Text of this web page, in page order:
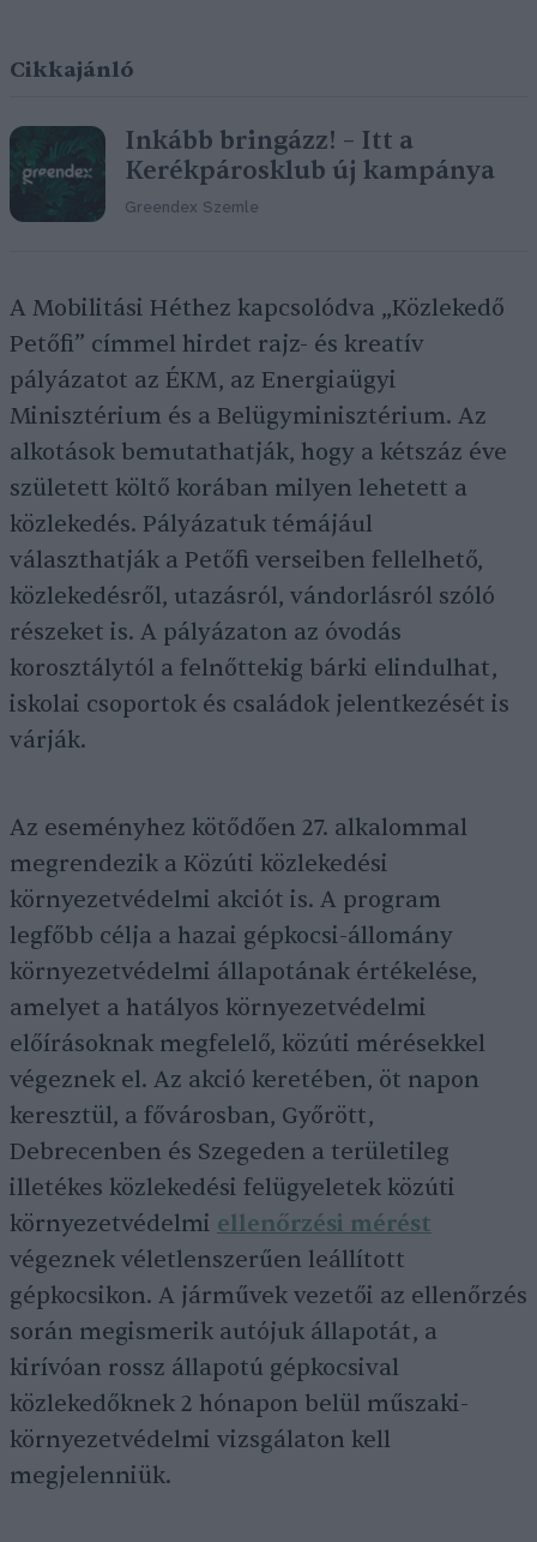
Cikkajánló
Inkább bringázz! – Itt a
Kerékpárosklub új kampánya
Greendex Szemle
A Mobilitási Héthez kapcsolódva „Közlekedő
Petőfi” címmel hirdet rajz- és kreatív
pályázatot az ÉKM, az Energiaügyi
Minisztérium és a Belügyminisztérium. Az
alkotások bemutathatják, hogy a kétszáz éve
született költő korában milyen lehetett a
közlekedés. Pályázatuk témájául
választhatják a Petőfi verseiben fellelhető,
közlekedésről, utazásról, vándorlásról szóló
részeket is. A pályázaton az óvodás
korosztálytól a felnőttekig bárki elindulhat,
iskolai csoportok és családok jelentkezését is
várják.
Az eseményhez kötődően 27. alkalommal
megrendezik a Közúti közlekedési
környezetvédelmi akciót is. A program
legfőbb célja a hazai gépkocsi-állomány
környezetvédelmi állapotának értékelése,
amelyet a hatályos környezetvédelmi
előírásoknak megfelelő, közúti mérésekkel
végeznek el. Az akció keretében, öt napon
keresztül, a fővárosban, Győrött,
Debrecenben és Szegeden a területileg
illetékes közlekedési felügyeletek közúti
környezetvédelmi ellenőrzési mérést
végeznek véletlenszerűen leállított
gépkocsikon. A járművek vezetői az ellenőrzés
során megismerik autójuk állapotát, a
kirívóan rossz állapotú gépkocsival
közlekedőknek 2 hónapon belül műszaki-
környezetvédelmi vizsgálaton kell
megjelenniük.